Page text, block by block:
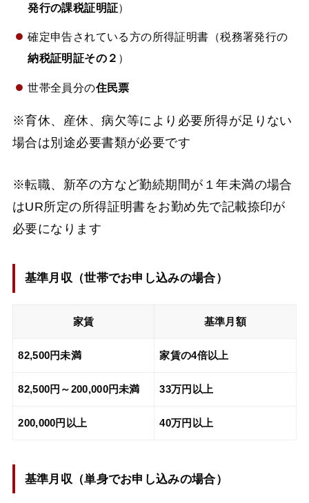
発行の課税証明証）
確定申告されている方の所得証明書（税務署発行の
納税証明証その２ ）
世帯全員分の住民票
※育休、産休、病欠等により必要所得が足りない
場合は別途必要書類が必要です
※転職、新卒の方など勤続期間が１年未満の場合
はUR所定の所得証明書をお勤め先で記載捺印が
必要になります
基準月収（世帯でお申し込みの場合）
家賃 基準月額
82,500円未満 家賃の4倍以上
82,500円～200,000円未満 33万円以上
200,000円以上 40万円以上
基準月収（単身でお申し込みの場合）